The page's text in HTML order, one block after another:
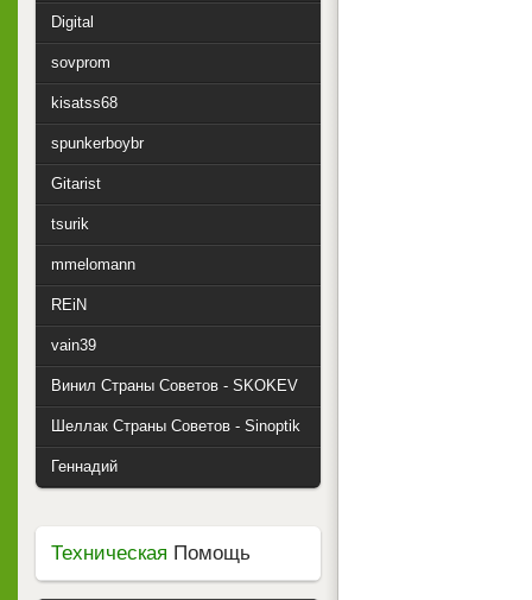
Digital
sovprom
kisatss68
spunkerboybr
Gitarist
tsurik
mmelomann
REiN
vain39
Винил Страны Советов - SKOKEV
Шеллак Страны Советов - Sinoptik
Геннадий
Техническая Помощь